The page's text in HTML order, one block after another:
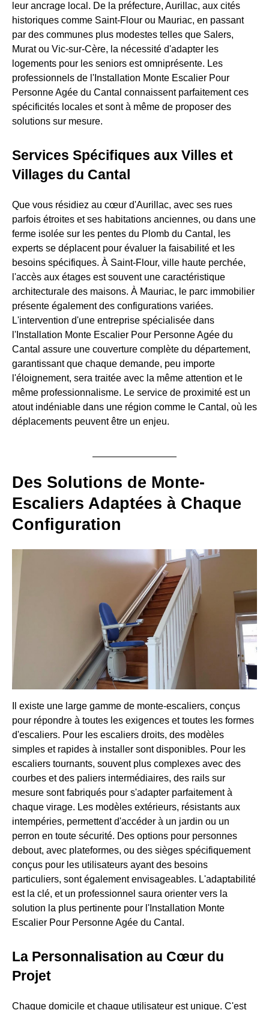
leur ancrage local. De la préfecture, Aurillac, aux cités
historiques comme Saint-Flour ou Mauriac, en passant
par des communes plus modestes telles que Salers,
Murat ou Vic-sur-Cère, la nécessité d'adapter les
logements pour les seniors est omniprésente. Les
professionnels de l'Installation Monte Escalier Pour
Personne Agée du Cantal connaissent parfaitement ces
spécificités locales et sont à même de proposer des
solutions sur mesure.
Services Spécifiques aux Villes et
Villages du Cantal
Que vous résidiez au cœur d'Aurillac, avec ses rues
parfois étroites et ses habitations anciennes, ou dans une
ferme isolée sur les pentes du Plomb du Cantal, les
experts se déplacent pour évaluer la faisabilité et les
besoins spécifiques. À Saint-Flour, ville haute perchée,
l'accès aux étages est souvent une caractéristique
architecturale des maisons. À Mauriac, le parc immobilier
présente également des configurations variées.
L'intervention d'une entreprise spécialisée dans
l'Installation Monte Escalier Pour Personne Agée du
Cantal assure une couverture complète du département,
garantissant que chaque demande, peu importe
l'éloignement, sera traitée avec la même attention et le
même professionnalisme. Le service de proximité est un
atout indéniable dans une région comme le Cantal, où les
déplacements peuvent être un enjeu.
Des Solutions de Monte-
Escaliers Adaptées à Chaque
Configuration
Il existe une large gamme de monte-escaliers, conçus
pour répondre à toutes les exigences et toutes les formes
d'escaliers. Pour les escaliers droits, des modèles
simples et rapides à installer sont disponibles. Pour les
escaliers tournants, souvent plus complexes avec des
courbes et des paliers intermédiaires, des rails sur
mesure sont fabriqués pour s'adapter parfaitement à
chaque virage. Les modèles extérieurs, résistants aux
intempéries, permettent d'accéder à un jardin ou un
perron en toute sécurité. Des options pour personnes
debout, avec plateformes, ou des sièges spécifiquement
conçus pour les utilisateurs ayant des besoins
particuliers, sont également envisageables. L'adaptabilité
est la clé, et un professionnel saura orienter vers la
solution la plus pertinente pour l'Installation Monte
Escalier Pour Personne Agée du Cantal.
La Personnalisation au Cœur du
Projet
Chaque domicile et chaque utilisateur est unique. C'est